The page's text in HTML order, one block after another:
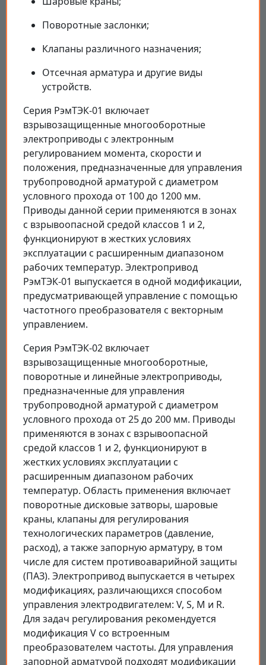
Поворотные заслонки;
Клапаны различного назначения;
Отсечная арматура и другие виды
устройств.
Серия РэмТЭК-01 включает
взрывозащищенные многооборотные
электроприводы с электронным
регулированием момента, скорости и
положения, предназначенные для управления
трубопроводной арматурой с диаметром
условного прохода от 100 до 1200 мм.
Приводы данной серии применяются в зонах
с взрывоопасной средой классов 1 и 2,
функционируют в жестких условиях
эксплуатации с расширенным диапазоном
рабочих температур. Электропривод
РэмТЭК-01 выпускается в одной модификации,
предусматривающей управление с помощью
частотного преобразователя с векторным
управлением.
Серия РэмТЭК-02 включает
взрывозащищенные многооборотные,
поворотные и линейные электроприводы,
предназначенные для управления
трубопроводной арматурой с диаметром
условного прохода от 25 до 200 мм. Приводы
применяются в зонах с взрывоопасной
средой классов 1 и 2, функционируют в
жестких условиях эксплуатации с
расширенным диапазоном рабочих
температур. Область применения включает
поворотные дисковые затворы, шаровые
краны, клапаны для регулирования
технологических параметров (давление,
расход), а также запорную арматуру, в том
числе для систем противоаварийной защиты
(ПАЗ). Электропривод выпускается в четырех
модификациях, различающихся способом
управления электродвигателем: V, S, M и R.
Для задач регулирования рекомендуется
модификация V со встроенным
преобразователем частоты. Для управления
запорной арматурой подходят модификации